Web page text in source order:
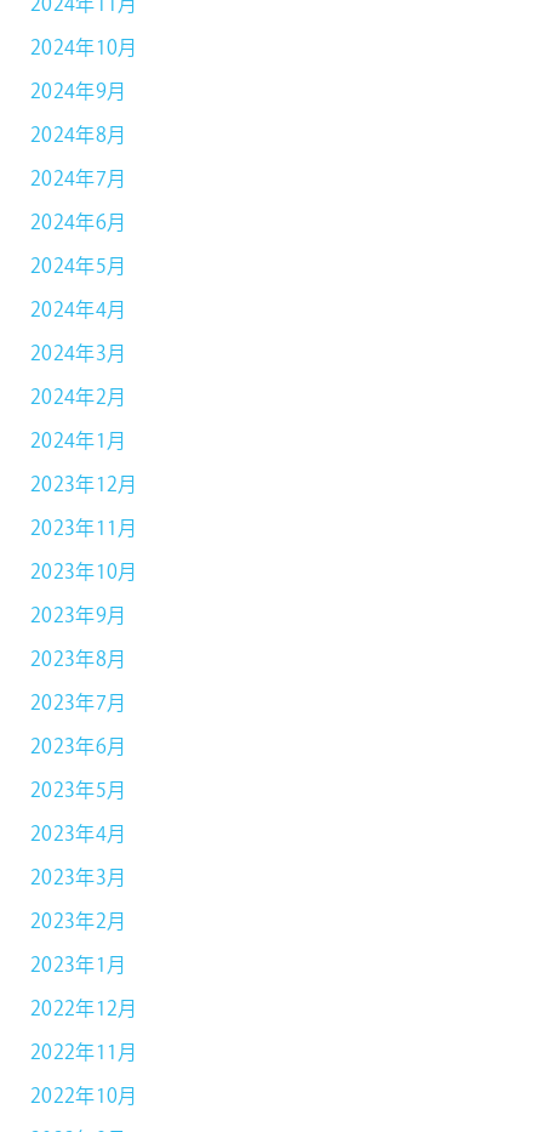
2024年11月
2024年10月
2024年9月
2024年8月
2024年7月
2024年6月
2024年5月
2024年4月
2024年3月
2024年2月
2024年1月
2023年12月
2023年11月
2023年10月
2023年9月
2023年8月
2023年7月
2023年6月
2023年5月
2023年4月
2023年3月
2023年2月
2023年1月
2022年12月
2022年11月
2022年10月